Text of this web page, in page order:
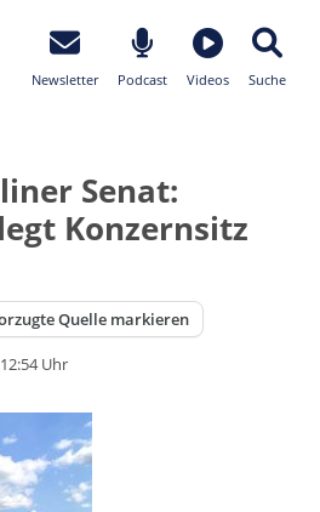
Newsletter Podcast Videos Suche
Senat:
Konzernsitz
Quelle markieren
Uhr